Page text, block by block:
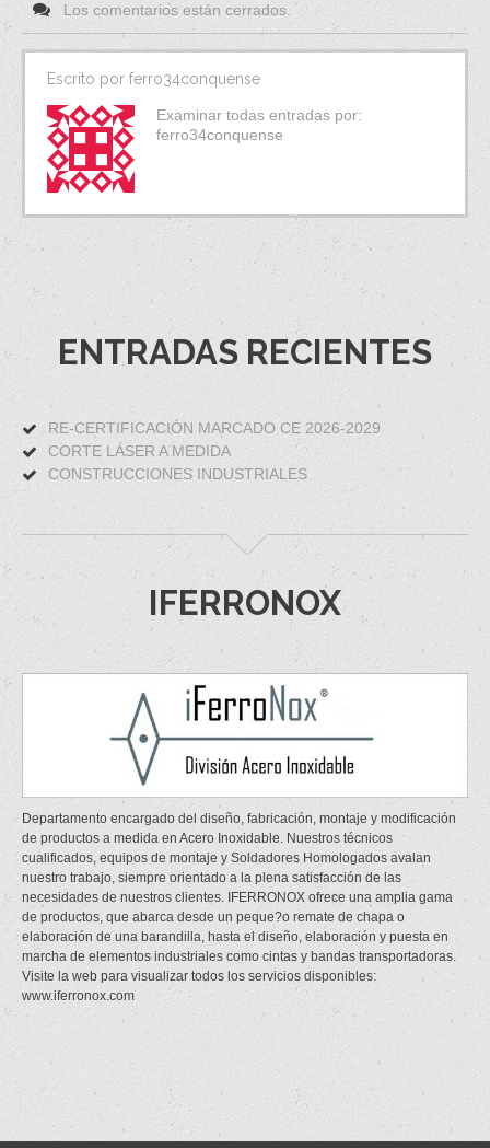
Los comentarios están cerrados.
Escrito por ferro34conquense
Examinar todas entradas por:
ferro34conquense
ENTRADAS RECIENTES
RE-CERTIFICACIÓN MARCADO CE 2026-2029
CORTE LÁSER A MEDIDA
CONSTRUCCIONES INDUSTRIALES
IFERRONOX
Departamento encargado del diseño, fabricación, montaje y modificación
de productos a medida en Acero Inoxidable. Nuestros técnicos
cualificados, equipos de montaje y Soldadores Homologados avalan
nuestro trabajo, siempre orientado a la plena satisfacción de las
necesidades de nuestros clientes. IFERRONOX ofrece una amplia gama
de productos, que abarca desde un peque?o remate de chapa o
elaboración de una barandilla, hasta el diseño, elaboración y puesta en
marcha de elementos industriales como cintas y bandas transportadoras.
Visite la web para visualizar todos los servicios disponibles:
www.iferronox.com